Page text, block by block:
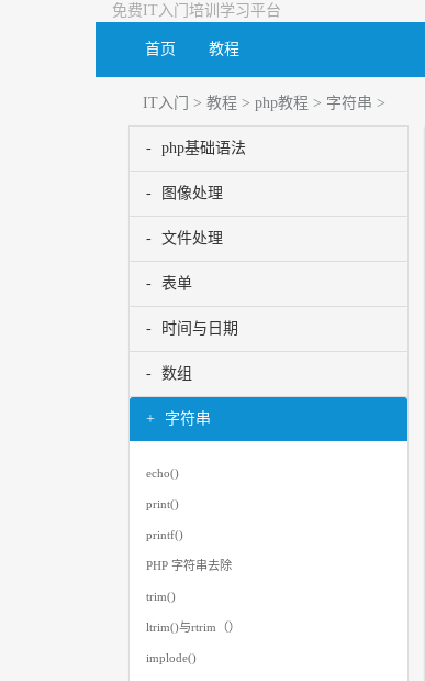
免费IT入门培训学习平台
首页 教程
IT入门 > 教程 > php教程 > 字符串 >
php基础语法
图像处理
文件处理
表单
时间与日期
数组
字符串
echo()
print()
printf()
PHP 字符串去除
trim()
ltrim()与rtrim（）
implode()